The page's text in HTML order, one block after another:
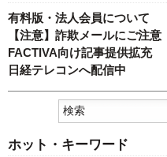
有料版・法人会員について
【注意】詐欺メールにご注意
FACTIVA向け記事提供拡充
日経テレコンへ配信中
ホット・キーワード